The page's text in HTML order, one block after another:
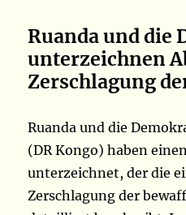
Ruanda und die
unterzeichnen
Zerschlagung
Ruanda und die
(DR Kongo) haben
unterzeichnet, der die
Zerschlagung der